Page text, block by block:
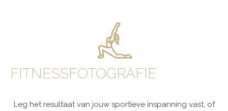
FITNESSFOTOGRAFIE
Leg het resultaat van jouw sportieve inspanning vast, of